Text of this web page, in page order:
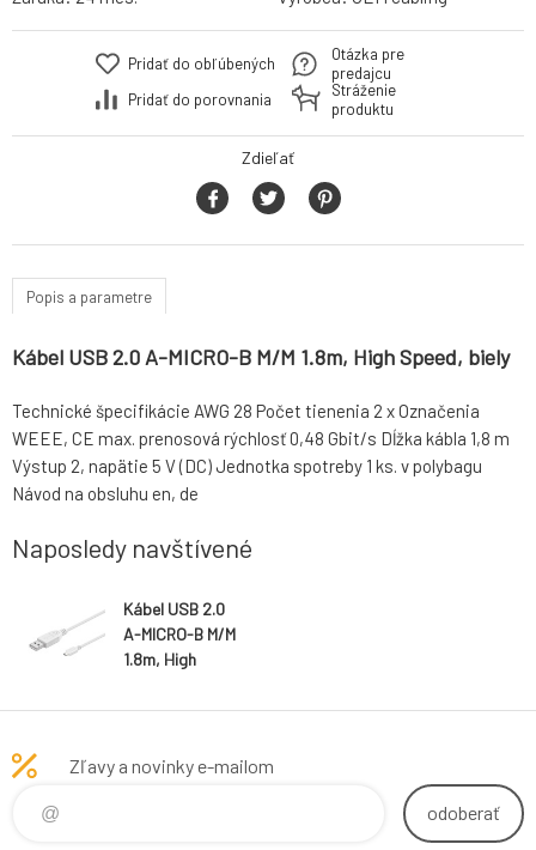
Pridať do obľúbených
Pridať do porovnania
Otázka pre
predajcu
Stráženie
produktu
Zdieľať
Popis a parametre
Kábel USB 2.0 A-MICRO-B M/M 1.8m, High Speed, biely
Technické špecifikácie AWG 28 Počet tienenia 2 x Označenia
WEEE, CE max. prenosová rýchlosť 0,48 Gbit/s Dĺžka kábla 1,8 m
Výstup 2, napätie 5 V (DC) Jednotka spotreby 1 ks. v polybagu
Návod na obsluhu en, de
Naposledy navštívené
Kábel USB 2.0
A-MICRO-B M/M
1.8m, High
Zľavy a novinky e-mailom
odoberať